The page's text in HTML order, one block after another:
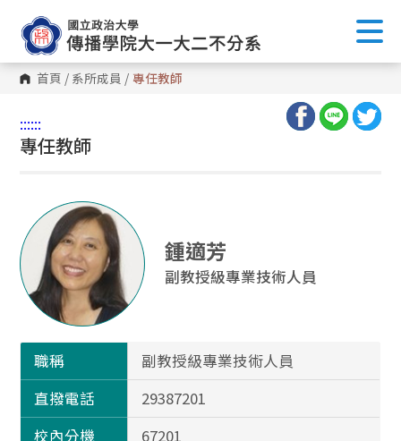
首頁 / 系所成員 / 專任教師
::::::
專任教師
鍾適芳
副教授級專業技術人員
職稱
副教授級專業技術人員
直撥電話
29387201
校內分機
67201